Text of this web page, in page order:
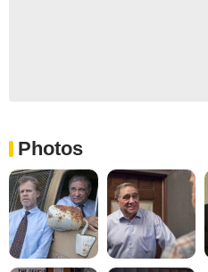
Photos